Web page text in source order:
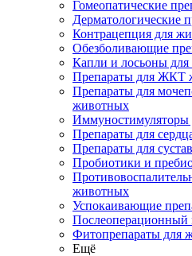
Гомеопатические
Дерматологические
Контрацепция для
Обезболивающие
Капли и лосьоны для
Препараты для ЖКТ
Препараты для
животных
Препараты для
Препараты для
Пробиотики и
животных
Успокаивающие
Послеоперационный
Фитопрепараты для
Ещё